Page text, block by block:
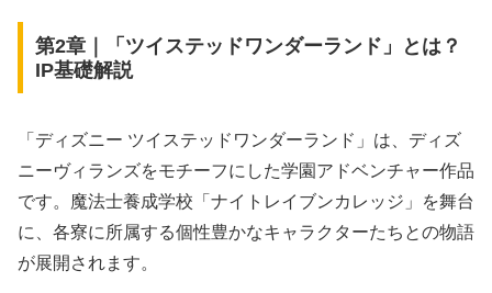
第2章｜「ツイステッドワンダーランド」とは？
IP基礎解説
「ディズニー ツイステッドワンダーランド」は、ディズ
ニーヴィランズをモチーフにした学園アドベンチャー作品
です。魔法士養成学校「ナイトレイブンカレッジ」を舞台
に、各寮に所属する個性豊かなキャラクターたちとの物語
が展開されます。